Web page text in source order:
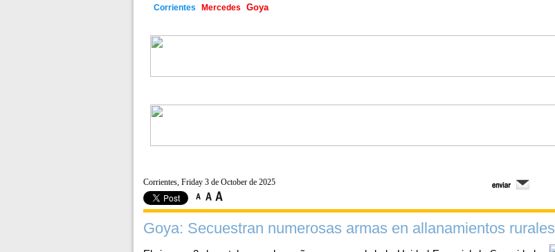
Corrientes Mercedes Goya
Corrientes, Friday 3 de October de 2025
Goya: Secuestran numerosas armas en allanamientos rurales